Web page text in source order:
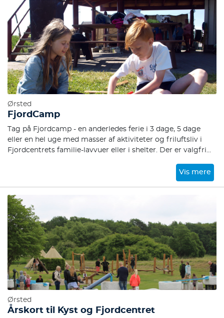
Ørsted
FjordCamp
Tag på Fjordcamp - en anderledes ferie i 3 dage, 5 dage
eller en hel uge med masser af aktiviteter og friluftsliv i
Fjordcentrets familie-lavvuer eller i shelter. Der er valgfri
adgang til køkken, bad og toiletter og ikke mindst masser
Vis mere
Ørsted
Årskort til Kyst og Fjordcentret